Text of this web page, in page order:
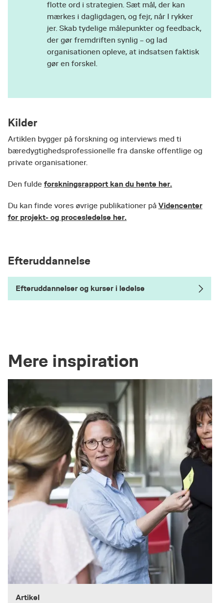
flotte ord i strategien. Sæt mål, der kan
mærkes i dagligdagen, og fejr, når I rykker
jer. Skab tydelige målepunkter og feedback,
der gør fremdriften synlig – og lad
organisationen opleve, at indsatsen faktisk
gør en forskel.
Kilder
Artiklen bygger på forskning og interviews med ti
bæredygtighedsprofessionelle fra danske offentlige og
private organisationer.
Den fulde forskningsrapport kan du hente her.
Du kan finde vores øvrige publikationer på Videncenter
for projekt- og procesledelse her.
Efteruddannelse
Efteruddannelser og kurser i ledelse
Mere inspiration
Artikel